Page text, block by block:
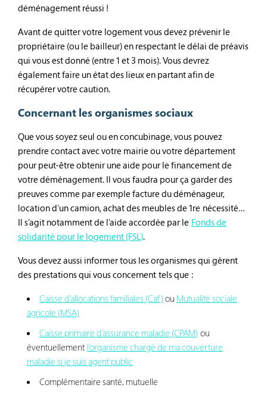
déménagement réussi !
Avant de quitter votre logement vous devez prévenir le
propriétaire (ou le bailleur) en respectant le délai de préavis
qui vous est donné (entre 1 et 3 mois). Vous devrez
également faire un état des lieux en partant afin de
récupérer votre caution.
Concernant les organismes sociaux
Que vous soyez seul ou en concubinage, vous pouvez
prendre contact avec votre mairie ou votre département
pour peut-être obtenir une aide pour le financement de
votre déménagement. Il vous faudra pour ça garder des
preuves comme par exemple facture du déménageur,
location d’un camion, achat des meubles de 1re nécessité…
Il s’agit notamment de l’aide accordée par le Fonds de
solidarité pour le logement (FSL).
Vous devez aussi informer tous les organismes qui gèrent
des prestations qui vous concernent tels que :
Caisse d’allocations familiales (Caf) ou Mutualité sociale
agricole (MSA)
Caisse primaire d’assurance maladie (CPAM) ou
éventuellement l’organisme chargé de ma couverture
maladie si je suis agent public
Complémentaire santé, mutuelle